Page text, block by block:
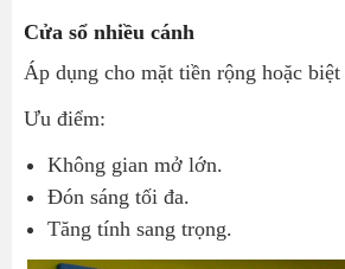
Cửa sổ nhiều cánh
Áp dụng cho mặt tiền rộng hoặc
Ưu điểm:
Không gian mở lớn.
Đón sáng tối đa.
Tăng tính sang trọng.